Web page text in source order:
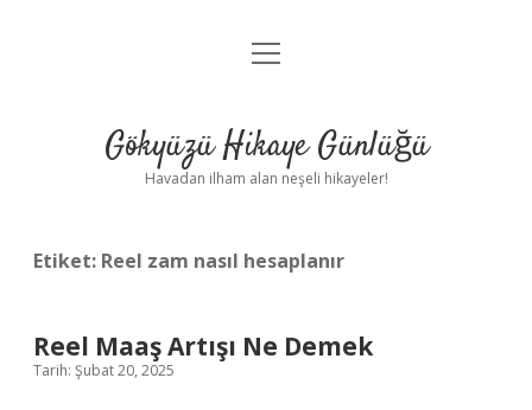
Anasayfa
Yasal Uyarı
menüyü
Gökyüzü Hikaye Günlüğü
Havadan ilham alan neşeli hikayeler!
Etiket: Reel zam nasıl hesaplanır
Reel Maaş Artışı Ne Demek
Tarih: Şubat 20, 2025